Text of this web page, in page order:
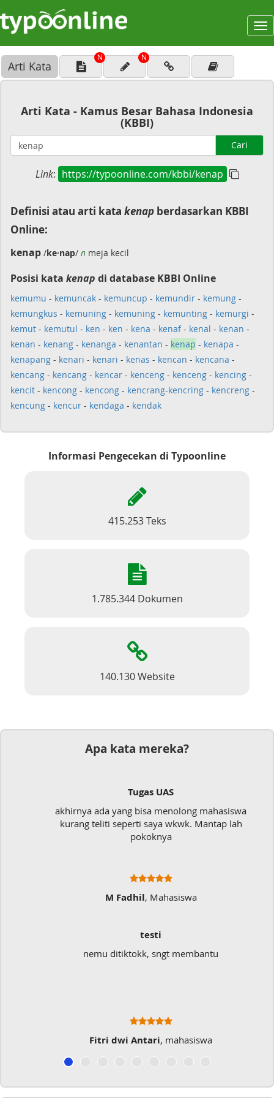
Arti Kata
N N
Arti Kata - Kamus Besar Bahasa Indonesia
(KBBI)
Cari
Link: https://typoonline.com/kbbi/kenap
Definisi atau arti kata kenap berdasarkan KBBI
Online:
kenap /ke·nap/ n meja kecil
Posisi kata kenap di database KBBI Online
kemumu - kemuncak - kemuncup - kemundir - kemung -
kemungkus - kemuning - kemuning - kemunting - kemurgi -
kemut - kemutul - ken - ken - kena - kenaf- kenal - kenan -
kenan - kenang - kenanga - kenantan - kenap - kenapa -
kenapang - kenari - kenari - kenas - kencan - kencana -
kencang - kencang - kencar - kenceng - kenceng - kencing -
kencit - kencong - kencong - kencrang-kencring - kencreng -
kencung - kencur - kendaga - kendak
Informasi Pengecekan di Typoonline
415.253 Teks
1.785.344 Dokumen
140.130 Website
Apa kata mereka?
Tugas UAS
akhirnya ada yang bisa menolong mahasiswa
kurang teliti seperti saya wkwk. Mantap lah
pokoknya
M Fadhil, Mahasiswa
testi
nemu ditiktokk, sngt membantu
Fitri dwi Antari, mahasiswa